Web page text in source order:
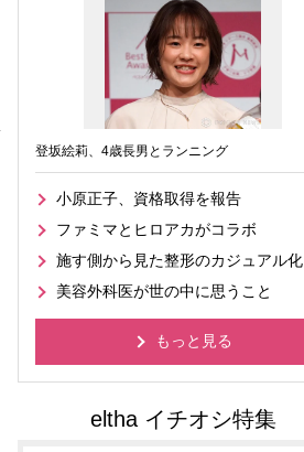
登坂絵莉、4歳長男とランニング
小原正子、資格取得を報告
ファミマとヒロアカがコラボ
施す側から見た整形のカジュアル化
美容外科医が世の中に思うこと
もっと見る